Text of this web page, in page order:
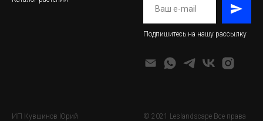
Подпишитесь на нашу рассылку
ИП Кувшинов Юрий © 2021 Leslandscape Все права